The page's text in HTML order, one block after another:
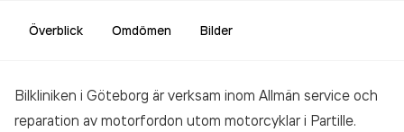
Överblick Omdömen Bilder
Bilkliniken i Göteborg är verksam inom Allmän service och
reparation av motorfordon utom motorcyklari Partille.